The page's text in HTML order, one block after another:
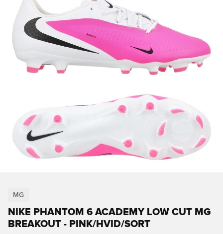
MG
NIKE PHANTOM 6 ACADEMY LOW CUT MG
BREAKOUT - PINK/HVID/SORT